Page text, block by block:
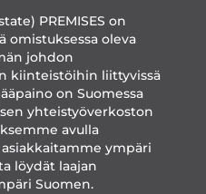
PREMISES on
omistuksessa oleva
johdon
kiinteistöihin liittyvissä
on Suomessa
yhteistyöverkoston
avulla
ympäri
löydät laajan
Suomen.